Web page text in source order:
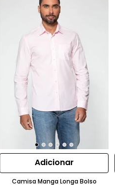
Adicionar
Camisa Manga Longa Bolso